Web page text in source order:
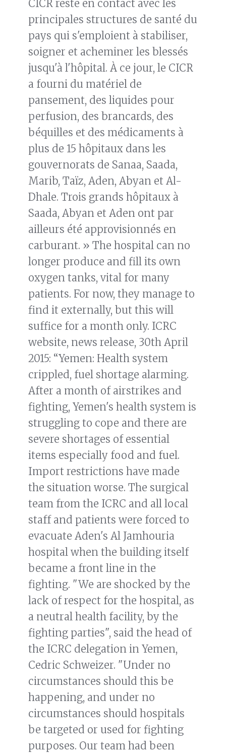
CICR reste en contact avec les
principales structures de santé du
pays qui s'emploient à stabiliser,
soigner et acheminer les blessés
jusqu'à l'hôpital. À ce jour, le CICR
a fourni du matériel de
pansement, des liquides pour
perfusion, des brancards, des
béquilles et des médicaments à
plus de 15 hôpitaux dans les
gouvernorats de Sanaa, Saada,
Marib, Taïz, Aden, Abyan et Al-
Dhale. Trois grands hôpitaux à
Saada, Abyan et Aden ont par
ailleurs été approvisionnés en
carburant. » The hospital can no
longer produce and fill its own
oxygen tanks, vital for many
patients. For now, they manage to
find it externally, but this will
suffice for a month only. ICRC
website, news release, 30th April
2015: “Yemen: Health system
crippled, fuel shortage alarming.
After a month of airstrikes and
fighting, Yemen's health system is
struggling to cope and there are
severe shortages of essential
items especially food and fuel.
Import restrictions have made
the situation worse. The surgical
team from the ICRC and all local
staff and patients were forced to
evacuate Aden's Al Jamhouria
hospital when the building itself
became a front line in the
fighting. "We are shocked by the
lack of respect for the hospital, as
a neutral health facility, by the
fighting parties", said the head of
the ICRC delegation in Yemen,
Cedric Schweizer. "Under no
circumstances should this be
happening, and under no
circumstances should hospitals
be targeted or used for fighting
purposes. Our team had been